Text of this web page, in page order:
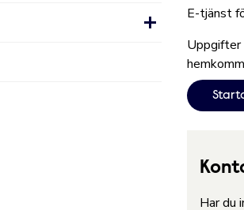
E-tjänst
Uppgifter
Har du